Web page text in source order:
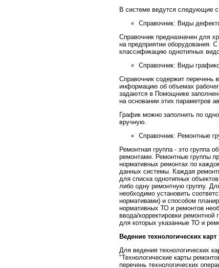
В системе ведутся следующие
Справочник: Виды
Справочник предназначен для
на предприятии оборудования.
классификацию однотипных
Справочник: Виды
Справочник содержит перечень
информацию об объемах
задаются в Помощнике
на основании этих параметров
График можно заполнить по
вручную.
Справочник: Ремонтные
Ремонтная группа - это группа
ремонтами. Ремонтные группы
нормативных ремонтах по
данных системы. Каждая
для списка однотипных
либо одну ремонтную группу.
необходимо установить
нормативами) и способом
нормативных ТО и ремонтов
ввода/корректировки ремонтной
для которых указанные ТО и
Ведение технологических
Для ведения технологических
"Технологические карты
перечень технологических